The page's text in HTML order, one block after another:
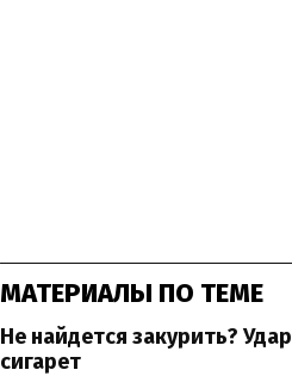
МАТЕРИАЛЫ ПО ТЕМЕ
Не найдется закурить?
сигарет